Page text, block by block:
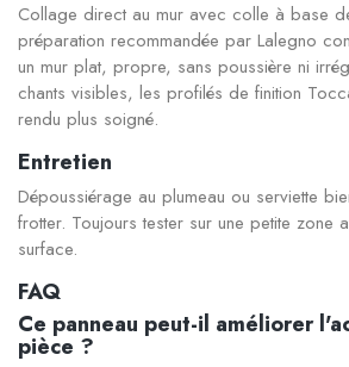
Collage direct au mur avec colle à base
préparation recommandée par Lalegno
un mur plat, propre, sans poussière ni
chants visibles, les profilés de finition
rendu plus soigné.
Entretien
Dépoussiérage au plumeau ou serviette
frotter. Toujours tester sur une petite zone
surface.
FAQ
Ce panneau peut-il améliorer
pièce ?